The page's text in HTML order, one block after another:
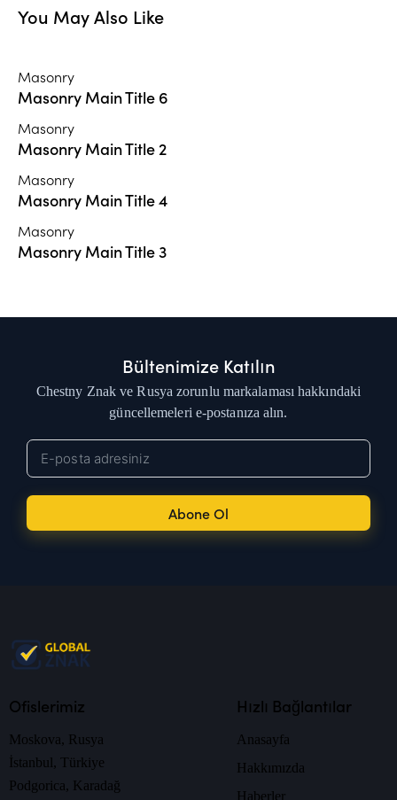
You May Also Like
Masonry
Masonry Main Title 6
Masonry
Masonry Main Title 2
Masonry
Masonry Main Title 4
Masonry
Masonry Main Title 3
Bültenimize Katılın
Chestny Znak ve Rusya zorunlu markalaması hakkındaki
güncellemeleri e-postanıza alın.
Abone Ol
Ofislerimiz
Moskova, Rusya
İstanbul, Türkiye
Podgorica, Karadağ
Hızlı Bağlantılar
Anasayfa
Hakkımızda
Haberler